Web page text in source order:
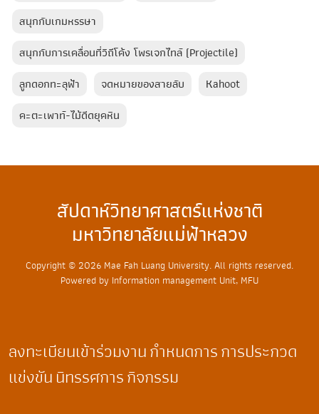
สนุกกับเกมหรรษา
สนุกกับการเคลื่อนที่วิถีโค้ง โพรเจกไทล์ (Projectile)
ลูกดอกทะลุฟ้า​
จดหมายของสายลับ
Kahoot
คะตะเพาท์-ไม้ดีดยุคหิน
สัปดาห์วิทยาศาสตร์แห่งชาติ
มหาวิทยาลัยแม่ฟ้าหลวง
Copyright © 2026 Mae Fah Luang University. All rights reserved.
Powered by Information management Unit, MFU
ลงทะเบียนเข้าร่วมงานกำหนดการการประกวด
แข่งขันนิทรรศการกิจกรรม